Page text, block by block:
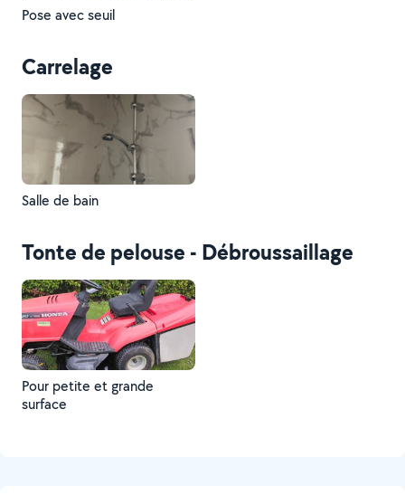
Pose avec seuil
Carrelage
Salle de bain
Tonte de pelouse - Débroussaillage
Pour petite et grande
surface